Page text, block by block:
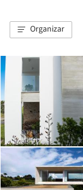
Organizar